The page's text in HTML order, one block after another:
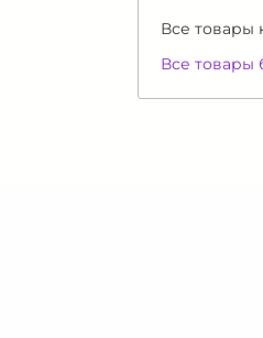
Все товары
Все товары